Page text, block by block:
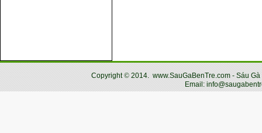
Copyright© 2014. www.SauGaBenTre.com - Sáu
Email: